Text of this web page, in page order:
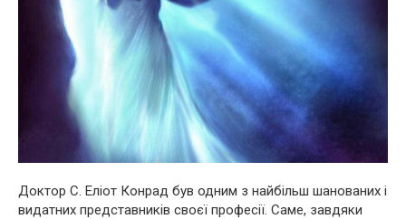
Доктор С. Еліот Конрад був одним з найбільш шанованих і
видатних представників своєї професії. Саме, завдяки